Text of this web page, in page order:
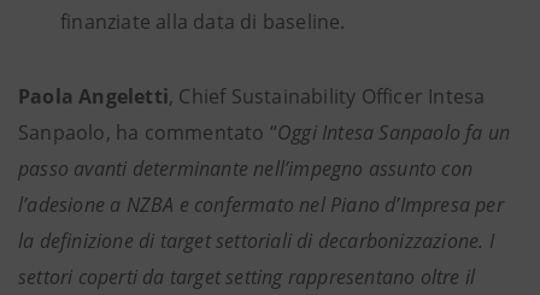
finanziate alla data di baseline.
Paola Angeletti, Chief Sustainability Officer Intesa
Sanpaolo, ha commentato “Oggi Intesa Sanpaolo fa un
passo avanti determinante nell’impegno assunto con
l’adesione a NZBA e confermato nel Piano d’Impresa per
la definizione di target settoriali di decarbonizzazione. I
settori coperti da target setting rappresentano oltre il